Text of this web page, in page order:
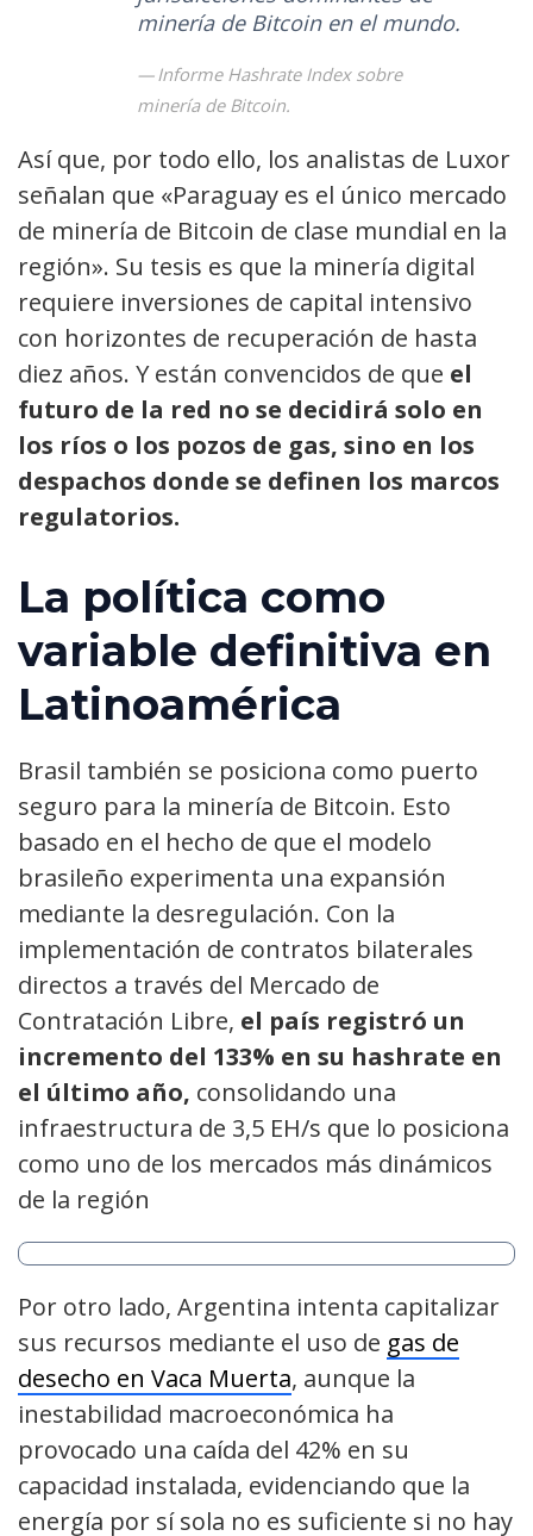
minería de Bitcoin en el mundo.
Informe Hashrate Index sobre
minería de Bitcoin.
Así que, por todo ello, los analistas de Luxor
señalan que «Paraguay es el único mercado
de minería de Bitcoin de clase mundial en la
región». Su tesis es que la minería digital
requiere inversiones de capital intensivo
con horizontes de recuperación de hasta
diez años. Y están convencidos de que el
futuro de la red no se decidirá solo en
los ríos o los pozos de gas, sino en los
despachos donde se definen los marcos
regulatorios.
La política como
variable definitiva en
Latinoamérica
Brasil también se posiciona como puerto
seguro para la minería de Bitcoin. Esto
basado en el hecho de que el modelo
brasileño experimenta una expansión
mediante la desregulación. Con la
implementación de contratos bilaterales
directos a través del Mercado de
Contratación Libre, el país registró un
incremento del 133% en su hashrate en
el último año, consolidando una
infraestructura de 3,5 EH/s que lo posiciona
como uno de los mercados más dinámicos
de la región
Por otro lado, Argentina intenta capitalizar
sus recursos mediante el uso de gas de
desecho en Vaca Muerta, aunque la
inestabilidad macroeconómica ha
provocado una caída del 42% en su
capacidad instalada, evidenciando que la
energía por sí sola no es suficiente si no hay